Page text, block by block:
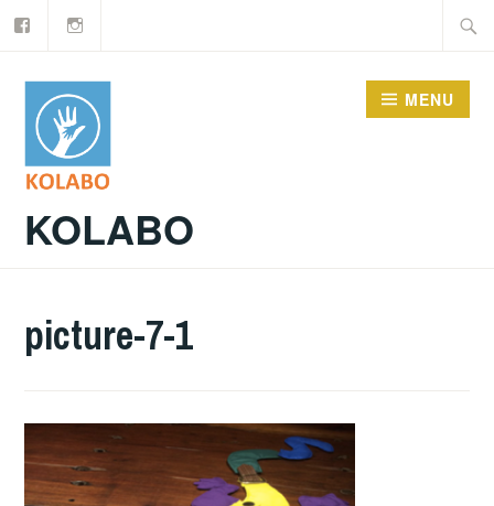
Doorgaan
inhoud
KOLABO
MENU
picture-7-1